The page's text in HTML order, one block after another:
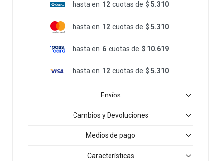
hasta en 12 cuotas de $ 5.310
hasta en 12 cuotas de $ 5.310
hasta en 6 cuotas de $ 10.619
hasta en 12 cuotas de $ 5.310
Envíos
Cambios y Devoluciones
Medios de pago
Características